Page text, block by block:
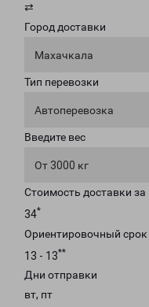
⇄
Город доставки
Махачкала
Тип перевозки
Автоперевозка
Введите вес
От 3000 кг
Стоимость доставки
34*
Ориентировочный срок
13 - 13**
Дни отправки
вт, пт